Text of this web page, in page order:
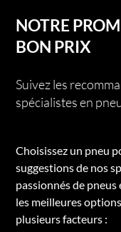
NOTRE
BON PRIX
Suivez les
spécialistes en
Choisissez un pneu
suggestions de nos
passionnés de
les meilleures
plusieurs facteurs :